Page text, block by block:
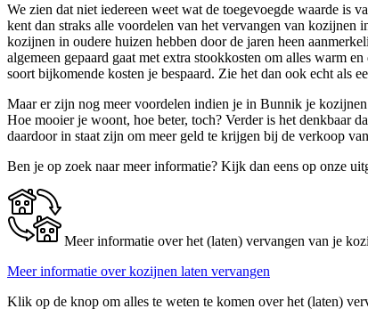
We zien dat niet iedereen weet wat de toegevoegde waarde is
kent dan straks alle voordelen van het vervangen van
kozijnen in oudere huizen hebben door de jaren heen
algemeen gepaard gaat met extra stookkosten om alles warm
soort bijkomende kosten je bespaard. Zie het dan ook echt als
Maar er zijn nog meer voordelen indien je in Bunnik je
Hoe mooier je woont, hoe beter, toch? Verder is het denkbaar
daardoor in staat zijn om meer geld te krijgen bij de verkoop
Ben je op zoek naar meer informatie? Kijk dan eens op onze
Meer informatie over het (laten) vervangen van je
Meer informatie over kozijnen laten vervangen
Klik op de knop om alles te weten te komen over het (laten)